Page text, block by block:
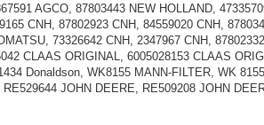
AGCO, 87803443 NEW HOLLAND,
CNH, 87802923 CNH, 84559020 CNH,
73326642 CNH, 2347967 CNH,
CLAAS ORIGINAL, 6005028153 CLAAS
Donaldson, WK8155 MANN-FILTER, WK
JOHN DEERE, RE509208 JOHN